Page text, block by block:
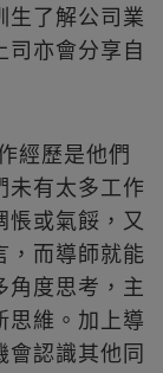
生了解公司業
司亦會分享自
經歷是他們
未有太多工作
悵或氣餒，又
，而導師就能
角度思考，主
思維。加上導
會認識其他同